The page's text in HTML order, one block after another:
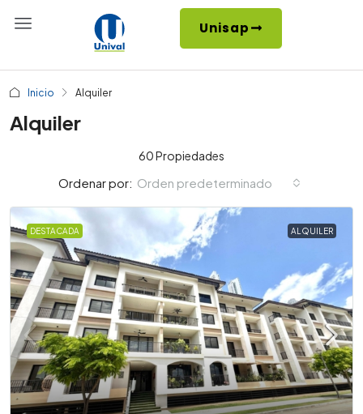
Unisap
Inicio Alquiler
Alquiler
60 Propiedades
Ordenar por: Orden predeterminado
DESTACADA ALQUILER